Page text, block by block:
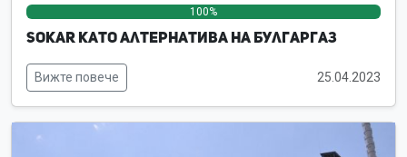
100%
SOKAR като алтернатива на Булгаргаз
Вижте повече 25.04.2023